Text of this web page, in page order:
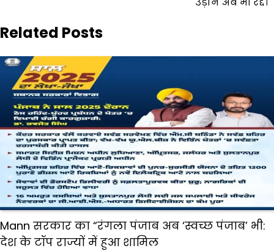
Related Posts
Mann सरकार का “रंगला पंजाब अब ‘स्वच्छ पंजाब’ भी:
देश के टॉप राज्यों में हुआ शामिल